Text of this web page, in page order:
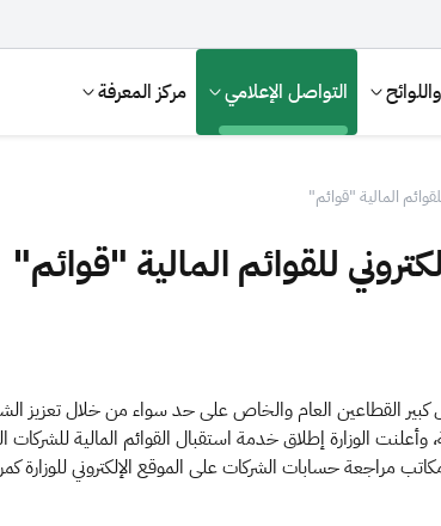
التواصل الإعلامي مركز المعرفة
التصرفات العقارية
المالية "قوائم"
للقوائم المالية "قوائم"
كبير القطاعين العام والخاص على حد سواء من خلال
عن طريق مكاتب مراجعة حسابات الشركات على الموقع الإلكتروني